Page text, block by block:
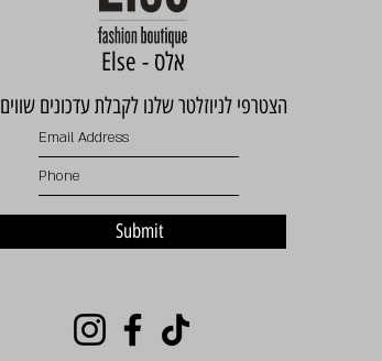
Else - אלס
הצטרפי לניוזלטר שלנו לקבלת עדכונים שווים
Submit